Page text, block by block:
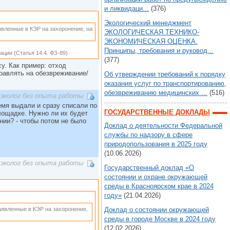
в КЭР на захоронение, на
(Статья 14.4. ФЗ-89)
Как пример: отход
на обезвреживание/
без опыта работы
выдали и сразу списали по
Нужно ли их будет
- чтобы потом не было
без опыта работы
в КЭР на захоронение,
и ликвидаци... (376)
Экологический менеджмент
ЭКОЛОГИЧЕСКАЯ ТЕХНИКО-
ЭКОНОМИЧЕСКАЯ ОЦЕНКА.
Принципы, требования и руковод...
(377)
Об утверждении требований к порядку
оказания услуг по транспортированию,
обезвреживанию медицинских ... (516)
ГОСУДАРСТВЕННЫЕ ДОКЛАДЫ
Доклад о деятельности Федеральной
службы по надзору в сфере
природопользования в 2025 году
(10.06.2026)
Государственный доклад «О
состоянии и охране окружающей
среды в Красноярском крае в 2024
году» (21.04.2026)
Доклад о состоянии окружающей
среды в городе Москве в 2024 году
(12.02.2026)